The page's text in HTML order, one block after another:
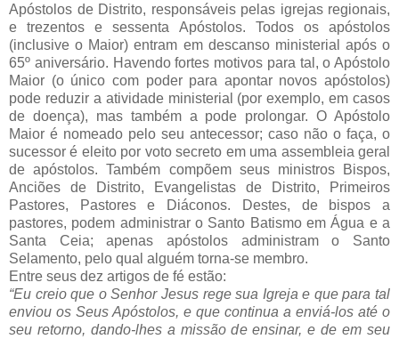
Apóstolos de Distrito, responsáveis pelas igrejas regionais,
e trezentos e sessenta Apóstolos. Todos os apóstolos
(inclusive o Maior) entram em descanso ministerial após o
65º aniversário. Havendo fortes motivos para tal, o Apóstolo
Maior (o único com poder para apontar novos apóstolos)
pode reduzir a atividade ministerial (por exemplo, em casos
de doença), mas também a pode prolongar. O Apóstolo
Maior é nomeado pelo seu antecessor; caso não o faça, o
sucessor é eleito por voto secreto em uma assembleia geral
de apóstolos. Também compõem seus ministros Bispos,
Anciões de Distrito, Evangelistas de Distrito, Primeiros
Pastores, Pastores e Diáconos. Destes, de bispos a
pastores, podem administrar o Santo Batismo em Água e a
Santa Ceia; apenas apóstolos administram o Santo
Selamento, pelo qual alguém torna-se membro.
Entre seus dez artigos de fé estão:
“Eu creio que o Senhor Jesus rege sua Igreja e que para tal
enviou os Seus Apóstolos, e que continua a enviá-los até o
seu retorno, dando-lhes a missão de ensinar, e de em seu